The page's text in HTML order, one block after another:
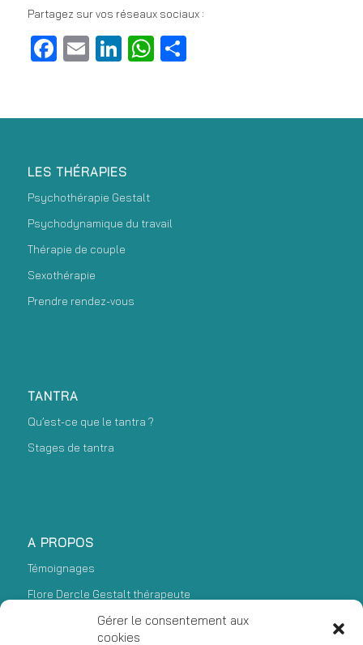
Gérer le consentement aux
cookies
Partagez sur vos réseaux sociaux :
Facebook
EmailLinkedIn
WhatsApp
Partager
LES THÉRAPIES
Psychothérapie Gestalt
Psychodynamique du travail
Thérapie de couple
Sexothérapie
Prendre rendez-vous
TANTRA
Qu’est-ce que le tantra ?
Stages de tantra
A PROPOS
Témoignages
Flore Dercle Gestalt thérapeute
Mentions légales et CGU